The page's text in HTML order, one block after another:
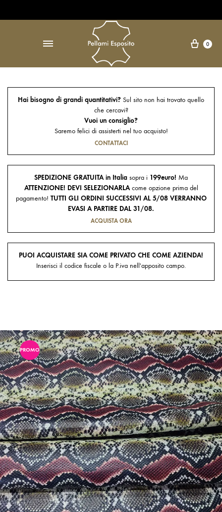
↵
0
Hai bisogno di grandi quantitativi? Sul sito non hai trovato quello
che cercavi?
Vuoi un consiglio?
Saremo felici di assisterti nel tuo acquisto!
CONTATTACI
SPEDIZIONE GRATUITA in Italia sopra i 199euro! Ma
ATTENZIONE! DEVI SELEZIONARLAcome opzione prima del
pagamento! TUTTI GLI ORDINI SUCCESSIVI AL 5/08 VERRANNO
EVASI A PARTIRE DAL 31/08.
ACQUISTA ORA
PUOI ACQUISTARE SIA COME PRIVATO CHE COME AZIENDA!
Inserisci il codice fiscale o la P.iva nell'apposito campo.
PROMO